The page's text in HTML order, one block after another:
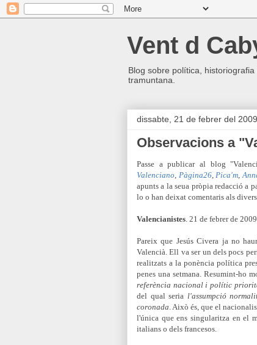
Vent d
Blog sobre política,
tramuntana.
dissabte, 21 de febrer del 2009
Observacions a
Passe a publicar al blog
Valenciano, Pàgina26,Pica'm,
apunts a la seua pròpia redacció a
lo o han deixat comentaris als
Valencianistes. 21 de febrer de 2009
Pareix que Jesús Civera ja no
Valencià. Ell va ser un dels pocs
realitzats a la ponència política
penes una setmana. Resumint-ho
referència nacional i polític
del qual seria l'assumpció
coronada. Això és, que el
l'única que ens singularitza en el
italians o dels francesos.